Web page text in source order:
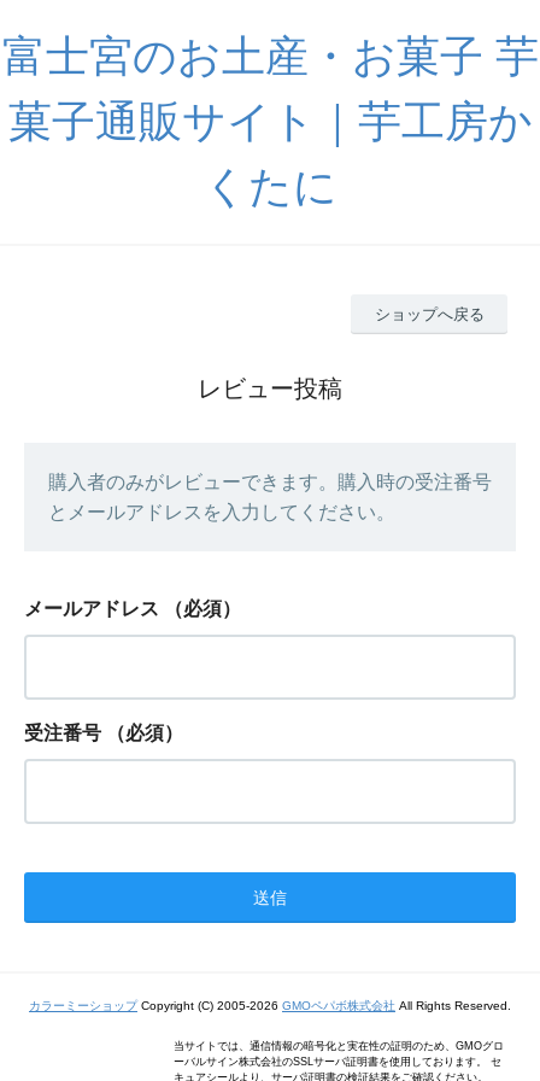
富士宮のお土産・お菓子 芋
菓子通販サイト｜芋工房か
くたに
ショップへ戻る
レビュー投稿
購入者のみがレビューできます。購入時の受注番号
とメールアドレスを入力してください。
メールアドレス （必須）
受注番号 （必須）
カラーミーショップCopyright (C) 2005-2026 GMOペパボ株式会社 All Rights Reserved.
当サイトでは、通信情報の暗号化と実在性の証明のため、GMOグロ
ーバルサイン株式会社のSSLサーバ証明書を使用しております。 セ
キュアシールより、サーバ証明書の検証結果をご確認ください。